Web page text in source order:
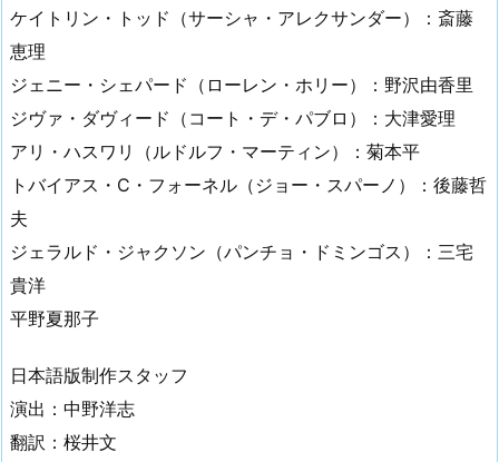
ケイトリン・トッド（サーシャ・アレクサンダー）：斎藤
恵理
ジェニー・シェパード（ローレン・ホリー）：野沢由香里
ジヴァ・ダヴィード（コート・デ・パブロ）：大津愛理
アリ・ハスワリ（ルドルフ・マーティン）：菊本平
トバイアス・C・フォーネル（ジョー・スパーノ）：後藤哲
夫
ジェラルド・ジャクソン（パンチョ・ドミンゴス）：三宅
貴洋
平野夏那子
日本語版制作スタッフ
演出：中野洋志
翻訳：桜井文